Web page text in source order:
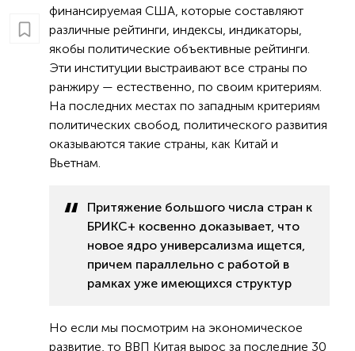
финансируемая США, которые составляют
различные рейтинги, индексы, индикаторы,
якобы политические объективные рейтинги.
Эти институции выстраивают все страны по
ранжиру — естественно, по своим критериям.
На последних местах по западным критериям
политических свобод, политического развития
оказываются такие страны, как Китай и
Вьетнам.
Притяжение большого числа стран к
БРИКС+ косвенно доказывает, что
новое ядро универсализма ищется,
причем параллельно с работой в
рамках уже имеющихся структур
Но если мы посмотрим на экономическое
развитие, то ВВП Китая вырос за последние 30